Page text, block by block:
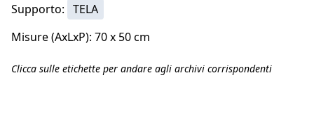
Supporto: TELA
Misure (AxLxP): 70 x 50 cm
Clicca sulle etichette per andare agli archivi corrispondenti